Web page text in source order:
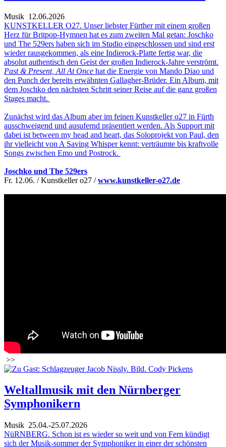
Musik 12.06.2026
KUNSTKELLER O27. Unser liebster Fürther mit einem großen
Herz für Britpop-Hymnen hat es zum zweiten Mal getan: Joschko
und The 529ers haben sich im Studio eingeschlossen und sind erst
wieder rausgekommen, als eine Indierock-Platte fertig war, die
absolut authentisch den Geist der großen Indierock-Jahre verströmt.
Past & Present, All At Once hat die Energie von Mando Diao und
den Punch der bereits erwähnten Gallagher-Brüder. Ein Album, mit
dem Joschko den nächsten Schritt seiner Reise auf die ganz großen
Stages macht.
Zunächst wird das Album aber im feinen Kunstkeller o27 in Fürth
ausschweigend und ausufernd präsentiert werden. Als Support mit
dabei ist between my head and heart, das Soloprojekt von Paul, den
ihr vielleicht von A Saving Whisper kennt: verträumte bis kraftvolle
Songs zwischen Emo und Postrock.
Joschko und The 529ers
Fr. 12.06. / Kunstkeller o27 /www.kunstkeller-o27.de
>>
Weltallmusik mit den Nürnberger
Symphonikern
Musik 25.04.-25.07.2026
NüRNBERG. Schon ist es wieder so weit und von Fern kündigt
sich der Musik-sommer der Symphoniker in einer der schönsten